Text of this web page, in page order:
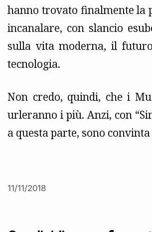
hanno trovato finalmente la
incanalare, con slancio
sulla vita moderna, il
tecnologia.
Non credo, quindi, che i
urleranno i più. Anzi, con
a questa parte, sono
11/11/2018